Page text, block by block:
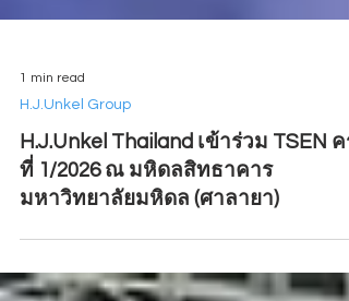
1 min read
H.J.Unkel Group
H.J.Unkel Thailand เข้าร่วม TSEN ครั้
ที่ 1/2026 ณ มหิดลสิทธาคาร